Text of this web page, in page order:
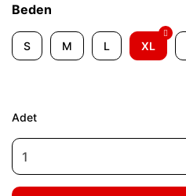
Beden
S M L XL
Adet